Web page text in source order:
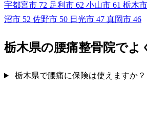
宇都宮市 72 足利市 62 小山市 61 栃木市
沼市 52 佐野市 50 日光市 47 真岡市 46
栃木県の腰痛整骨院でよ
栃木県で腰痛に保険は使えますか？